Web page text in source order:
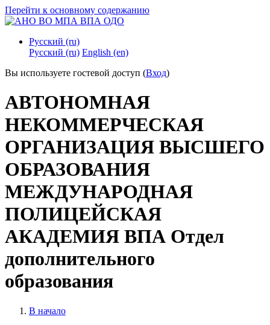
Перейти к основному содержанию
Русский ‎(ru)‎
Русский ‎(ru)‎ English ‎(en)‎
Вы используете гостевой доступ (Вход)
АВТОНОМНАЯ
НЕКОММЕРЧЕСКАЯ
ОРГАНИЗАЦИЯ ВЫСШЕГО
ОБРАЗОВАНИЯ
МЕЖДУНАРОДНАЯ
ПОЛИЦЕЙСКАЯ
АКАДЕМИЯ ВПА Отдел
дополнительного
образования
В начало